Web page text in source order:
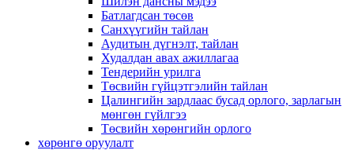
Батлагдсан төсөв
Санхүүгийн тайлан
Аудитын дүгнэлт, тайлан
Худалдан авах ажиллагаа
Тендерийн урилга
Төсвийн гүйцэтгэлийн тайлан
Цалингийн зардлаас бусад орлого, зарлагын
мөнгөн гүйлгээ
Төсвийн хөрөнгийн орлого
хөрөнгө оруулалт